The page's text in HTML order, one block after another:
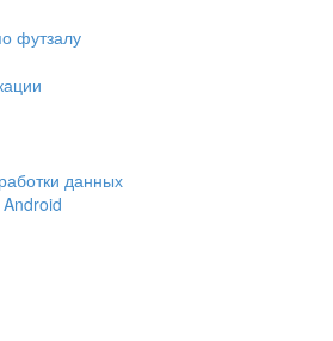
футзалу
данных